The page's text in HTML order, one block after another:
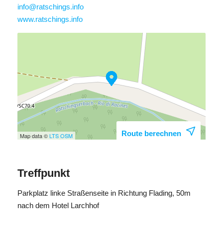
info@ratschings.info
www.ratschings.info
Map data ©LTSOSM Route berechnen
Treffpunkt
Parkplatz linke Straßenseite in Richtung Flading, 50m
nach dem Hotel Larchhof